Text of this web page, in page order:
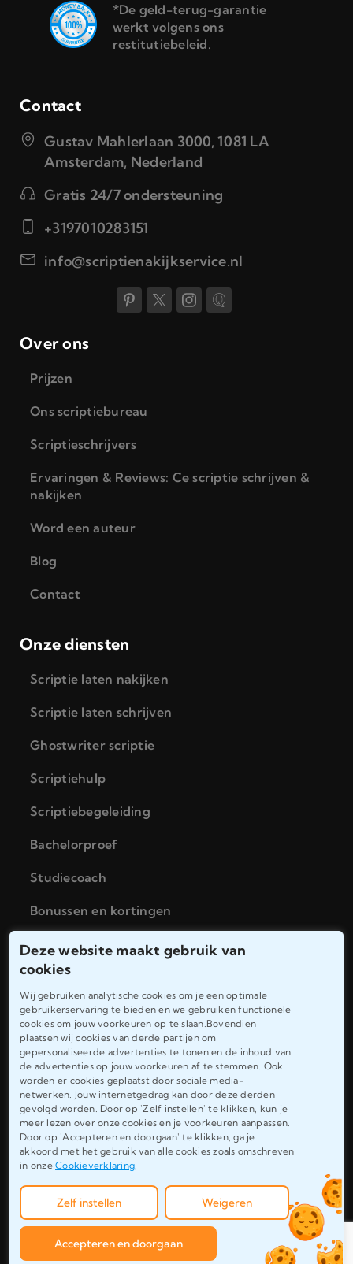
Deze website maakt gebruik van
cookies
Wij gebruiken analytische cookies om je een optimale
gebruikerservaring te bieden en we gebruiken functionele
cookies om jouw voorkeuren op te slaan.Bovendien
plaatsen wij cookies van derde partijen om
gepersonaliseerde advertenties te tonen en de inhoud van
de advertenties op jouw voorkeuren af te stemmen. Ook
worden er cookies geplaatst door sociale media-
netwerken. Jouw internetgedrag kan door deze derden
gevolgd worden. Door op 'Zelf instellen' te klikken, kun je
meer lezen over onze cookies en je voorkeuren aanpassen.
Door op 'Accepteren en doorgaan' te klikken, ga je
akkoord met het gebruik van alle cookies zoals omschreven
in onzeCookieverklaring.
Zelf instellen Weigeren
Accepteren en doorgaan
*De geld-terug-garantie
werkt volgens ons
restitutiebeleid.
Contact
Gustav Mahlerlaan 3000, 1081 LA
Amsterdam, Nederland
Gratis 24/7 ondersteuning
+3197010283151
info@scriptienakijkservice.nl
Over ons
Prijzen
Ons scriptiebureau
Scriptieschrijvers
Ervaringen & Reviews: Ce scriptie schrijven &
nakijken
Word een auteur
Blog
Contact
Onze diensten
Scriptie laten nakijken
Scriptie laten schrijven
Ghostwriter scriptie
Scriptiehulp
Scriptiebegeleiding
Bachelorproef
Studiecoach
Bonussen en kortingen
Hulp & Support
Algemene voorwaarden
Privacybeleid
Cookiebeleid
Kwaliteitsgarantie
Terugbetalingsbeleid
© 2012 - 2026 • Scriptienakijkservice • Alle Rechten
Voorbehouden